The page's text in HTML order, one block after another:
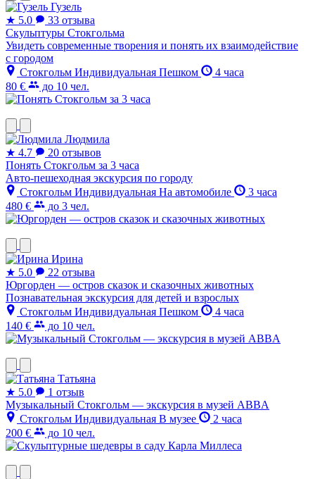
Гузель
★ 5.0
33 отзыва
Скульптуры Стокгольма
Увидеть современные творения и понять их взаимодействие
с городом
Стокгольм Индивидуальная Пешком
4 часа
80 €
до 10 чел.
Людмила
★ 4.7
20 отзывов
Понять Стокгольм за 3 часа
Авто-пешеходная экскурсия по городу
Стокгольм Индивидуальная На автомобиле
3 часа
480 €
до 3 чел.
Ирина
★ 5.0
22 отзыва
Юргорден — остров сказок и сказочных животных
Познавательная экскурсия для детей и взрослых
Стокгольм Индивидуальная Пешком
4 часа
140 €
до 10 чел.
Татьяна
★ 5.0
1 отзыв
Музыкальный Стокгольм — экскурсия в музей ABBA
Стокгольм Индивидуальная В музее
2 часа
200 €
до 10 чел.